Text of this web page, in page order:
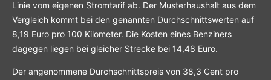
Linie vom eigenen Stromtarif ab. Der Musterhaushalt aus dem
Vergleich kommt bei den genannten Durchschnittswerten auf
8,19 Euro pro 100 Kilometer. Die Kosten eines Benziners
dagegen liegen bei gleicher Strecke bei 14,48 Euro.
Der angenommene Durchschnittspreis von 38,3 Cent pro